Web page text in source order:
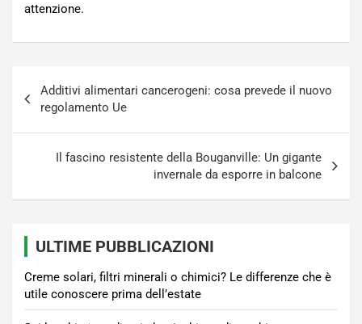
attenzione.
articoli
Additivi alimentari cancerogeni: cosa prevede il nuovo
regolamento Ue
Il fascino resistente della Bouganville: Un gigante
invernale da esporre in balcone
ULTIME PUBBLICAZIONI
Creme solari, filtri minerali o chimici? Le differenze che è
utile conoscere prima dell’estate